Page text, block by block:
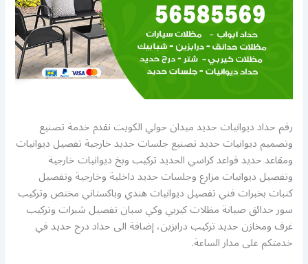
رقم حداد ديوانيات حديد ميدان حولي الكويت نقدم خدمة تصنيع
وتصميم ديوانيات حديد تصنيع جلسات حديد خارجية تفصيل ديوانيات
ومقاعد حديد قواعد كراسي الحديد تركيب وبخ ديوانيات خارجية
وتفصيل ديوانيات مزارع وجلسات حديد داخلية وخارجية وتفصيل
كنبات بخبرات فني تفصيل ديوانيات هندي وباكستاني مختص وتركيب
سور حدائق صيانة مظلات كيربي وكي سبان تفصيل شبرات وتركيب
غرف ومخازن حديد تركيب درابزين، إضافة الى حداد درج حديد في
خدمتكم على مدار الساعة.